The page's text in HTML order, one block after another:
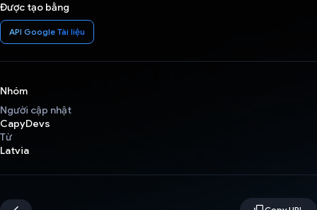
Được tạo bằng
API Google Tài liệu
Nhóm
Người cập nhật
CapyDevs
Từ
Latvia